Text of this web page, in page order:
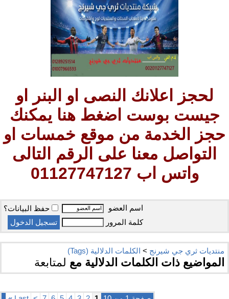
لحجز اعلانك النصى او البنر او
جيست بوست اضغط هنا يمكنك
حجز الخدمة من موقع خمسات او
التواصل معنا على الرقم التالى
واتس اب 01127747127
اسم العضو
حفظ البيانات؟
كلمة المرور
منتديات ثري جي شيرنج > الكلمات الدلالية (Tags)
المواضيع ذات الكلمات الدلالية مع لمتابعة